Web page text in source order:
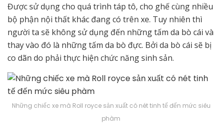
Được sử dụng cho quá trình táp tô, cho ghế cùng nhiều
bộ phận nội thất khác đang có trên xe. Tuy nhiên thì
người ta sẽ không sử dụng đến những tấm da bò cái và
thay vào đó là những tấm da bò đực. Bởi da bò cái sẽ bị
co dãn do phải thực hiện chức năng sinh sản.
Những chiếc xe mà Roll royce sản xuất có nét tinh tế đến mức siêu
phàm